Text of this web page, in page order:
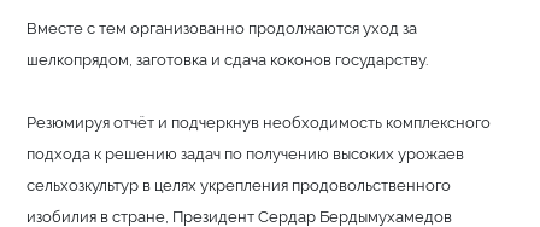
Вместе с тем организованно продолжаются уход за
шелкопрядом, заготовка и сдача коконов государству.
Резюмируя отчёт и подчеркнув необходимость комплексного
подхода к решению задач по получению высоких урожаев
сельхозкультур в целях укрепления продовольственного
изобилия в стране, Президент Сердар Бердымухамедов